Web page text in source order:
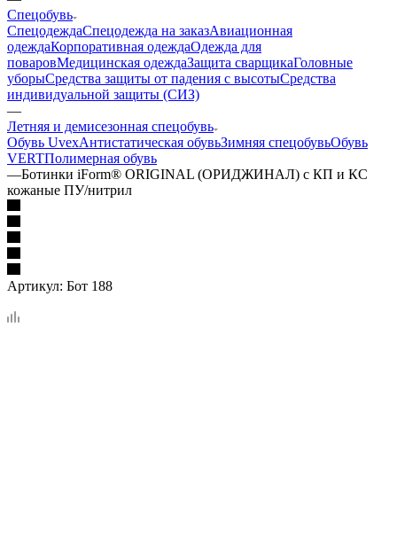
Спецобувь
СпецодеждаСпецодежда на заказАвиационная
одеждаКорпоративная одеждаОдежда для
поваровМедицинская одеждаЗащита сварщикаГоловные
уборыСредства защиты от падения с высотыСредства
индивидуальной защиты (СИЗ)
—
Летняя и демисезонная спецобувь
Обувь UvexАнтистатическая обувьЗимняя спецобувьОбувь
VERTПолимерная обувь
—Ботинки iForm® ORIGINAL (ОРИДЖИНАЛ) с КП и КС
кожаные ПУ/нитрил
Артикул: Бот 188